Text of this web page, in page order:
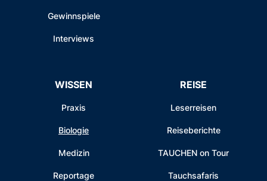
Gewinnspiele
Interviews
WISSEN
Praxis
Biologie
Medizin
Reportage
REISE
Leserreisen
Reiseberichte
TAUCHEN on Tour
Tauchsafaris